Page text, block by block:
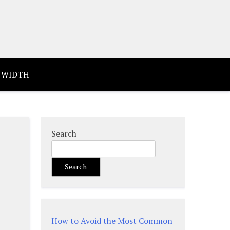
Search
Search
How to Avoid the Most Common